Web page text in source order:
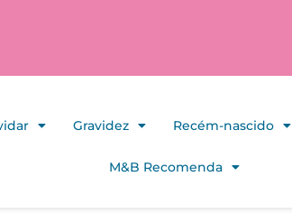
Gravidez Recém-nascido
M&B Recomenda